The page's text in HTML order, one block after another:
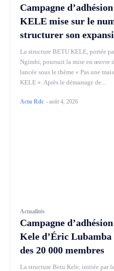
Campagne
KELE mise sur le
structurer son
La structure BETU KELE, portée
Ngimbi, poursuit la mise en œuvre
lancée sous le thème « Pas une
KELE ». Après le démarrage de...
Actu Rdc -août 4, 2026
Actualités
Campagne
Kele d’Éric
des 20 000 membres
La structure Betu Kele, initiée par